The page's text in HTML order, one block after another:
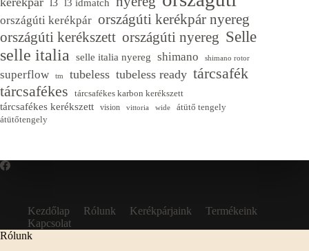
l3 l3 idmatch
országúti kerékpár országúti kerékpár nyereg
országúti kerékszett országúti nyereg Selle
selle italia selle italia nyereg shimano shimano rotor
superflow tm tubeless tubeless ready tárcsafék
tárcsafékes
tárcsafékes karbon kerékszett
tárcsafékes kerékszett vision vittoria wide
átütő tengely
átütőtengely
Kezdőlap Rólunk Kerékpárjaink
Termékeink
Kapcsolat
Rólunk